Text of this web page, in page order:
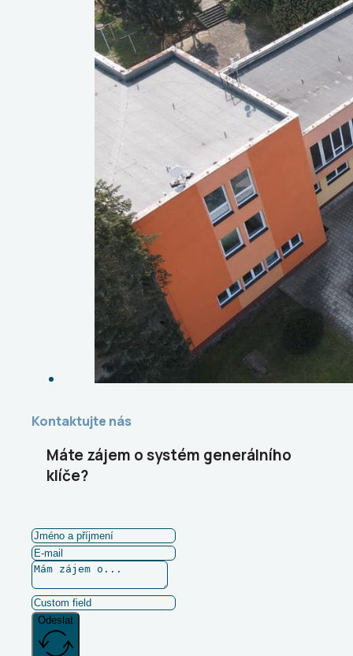
Kontaktujte nás
Máte zájem o systém generálního
klíče?
Odeslat